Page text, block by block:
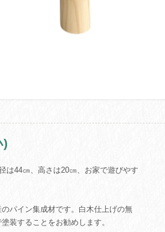
)
は44㎝、高さは20㎝、お家で遊びやす
パイン集成材です。白木仕上げの無
装することをお勧めします。